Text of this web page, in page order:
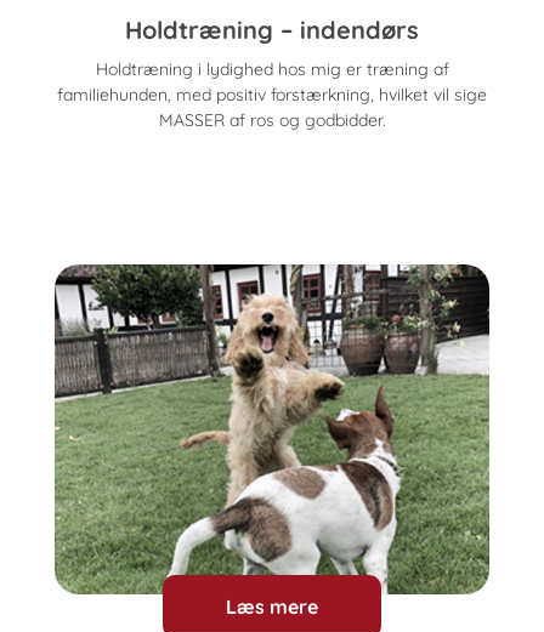
Holdtræning – indendørs
Holdtræning i lydighed hos mig er træning af
familiehunden, med positiv forstærkning, hvilket vil sige
MASSER af ros og godbidder.
Læs mere